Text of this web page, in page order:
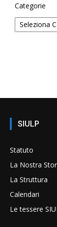
Categorie
SIULP
Statuto
La Nostra
La Struttura
Calendari
Le tessere